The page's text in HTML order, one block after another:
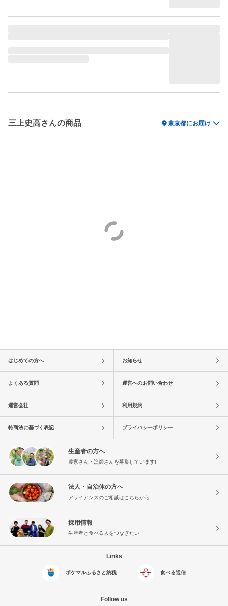
三上史高さんの商品 location_on東京都にお届け
はじめての方へ お知らせ
よくある質問 運営へのお問い合わせ
運営会社 利用規約
特商法に基づく表記 プライバシーポリシー
生産者の方へ
農家さん・漁師さんを募集しています!
法人・自治体の方へ
アライアンスのご相談はこちらから
採用情報
生産者と食べる人をつなぎたい
Links
ポケマルふるさと納税 食べる通信
Follow us